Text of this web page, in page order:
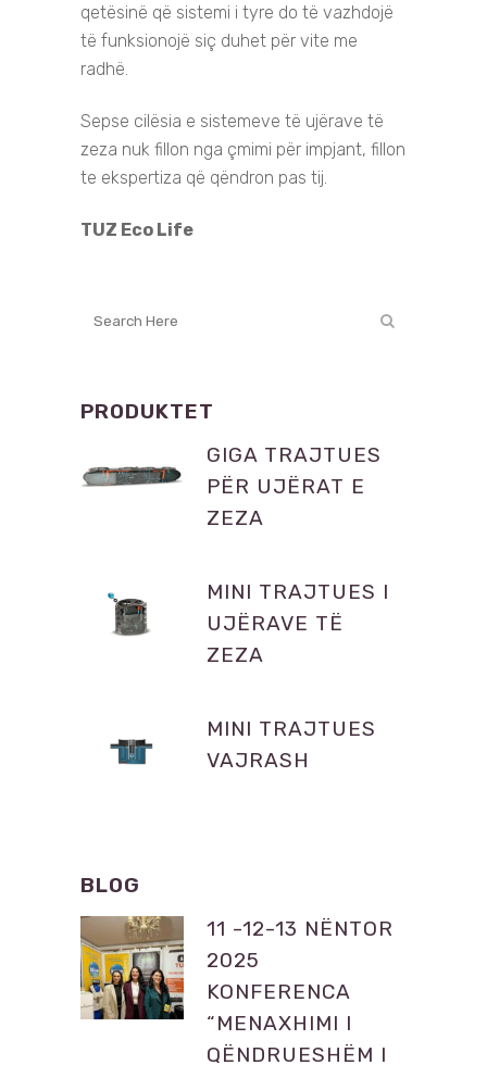
qetësinë që sistemi i tyre do të vazhdojë
të funksionojë siç duhet për vite me
radhë.
Sepse cilësia e sistemeve të ujërave të
zeza nuk fillon nga çmimi për impjant, fillon
te ekspertiza që qëndron pas tij.
TUZ Eco Life
PRODUKTET
GIGA TRAJTUES
PËR UJËRAT E
ZEZA
MINI TRAJTUES I
UJËRAVE TË
ZEZA
MINI TRAJTUES
VAJRASH
BLOG
11 -12-13 NËNTOR
2025
KONFERENCA
“MENAXHIMI I
QËNDRUESHËM I